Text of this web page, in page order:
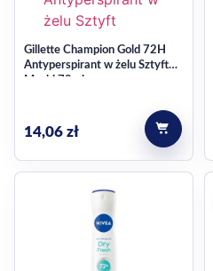
Gillette Champion Gold 72H
Antyperspirant w żelu Sztyft
14,06 zł